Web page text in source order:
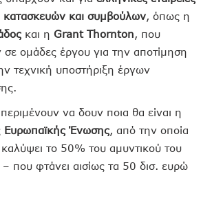
κατασκευών και συμβούλων , όπως η
και η Grant Thornton , που
σε ομάδες έργου για την αποτίμηση
τεχνική υποστήριξη έργων
να δουν ποια θα είναι η
Ευρωπαϊκής Ένωσης , από την οποία
το 50% του αμυντικού του
που φτάνει αισίως τα 50 δισ. ευρώ